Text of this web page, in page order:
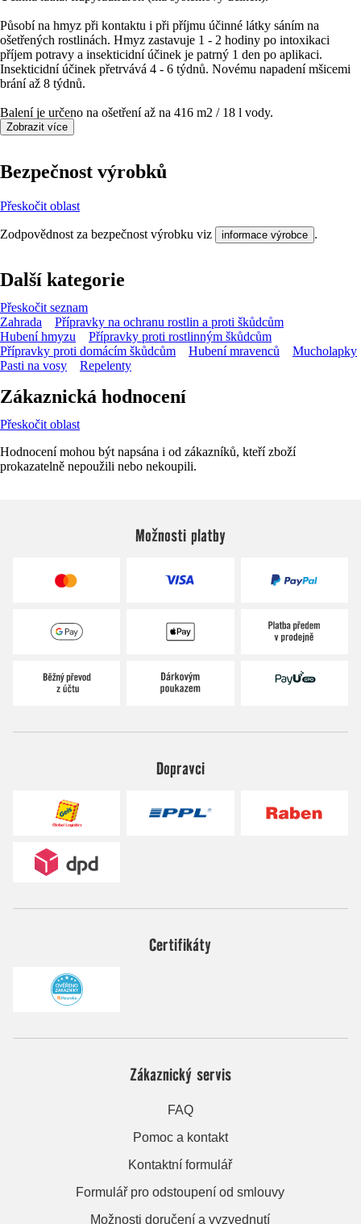
Působí na hmyz při kontaktu i při příjmu účinné látky sáním na
ošetřených rostlinách. Hmyz zastavuje 1 - 2 hodiny po intoxikaci
příjem potravy a insekticidní účinek je patrný 1 den po aplikaci.
Insekticidní účinek přetrvává 4 - 6 týdnů. Novému napadení mšicemi
brání až 8 týdnů.
Balení je určeno na ošetření až na 416 m2 / 18 l vody.
Zobrazit více
Bezpečnost výrobků
Přeskočit oblast
Zodpovědnost za bezpečnost výrobku viz informace výrobce .
Další kategorie
Přeskočit seznam
Zahrada
Přípravky na ochranu rostlin a proti škůdcům
Hubení hmyzu
Přípravky proti rostlinným škůdcům
Přípravky proti domácím škůdcům
Hubení mravenců
Mucholapky
Pasti na vosy
Repelenty
Zákaznická hodnocení
Přeskočit oblast
Hodnocení mohou být napsána i od zákazníků, kteří zboží
prokazatelně nepoužili nebo nekoupili.
Možnosti platby
Dopravci
Certifikáty
Zákaznický servis
FAQ
Pomoc a kontakt
Kontaktní formulář
Formulář pro odstoupení od smlouvy
Možnosti doručení a vyzvednutí